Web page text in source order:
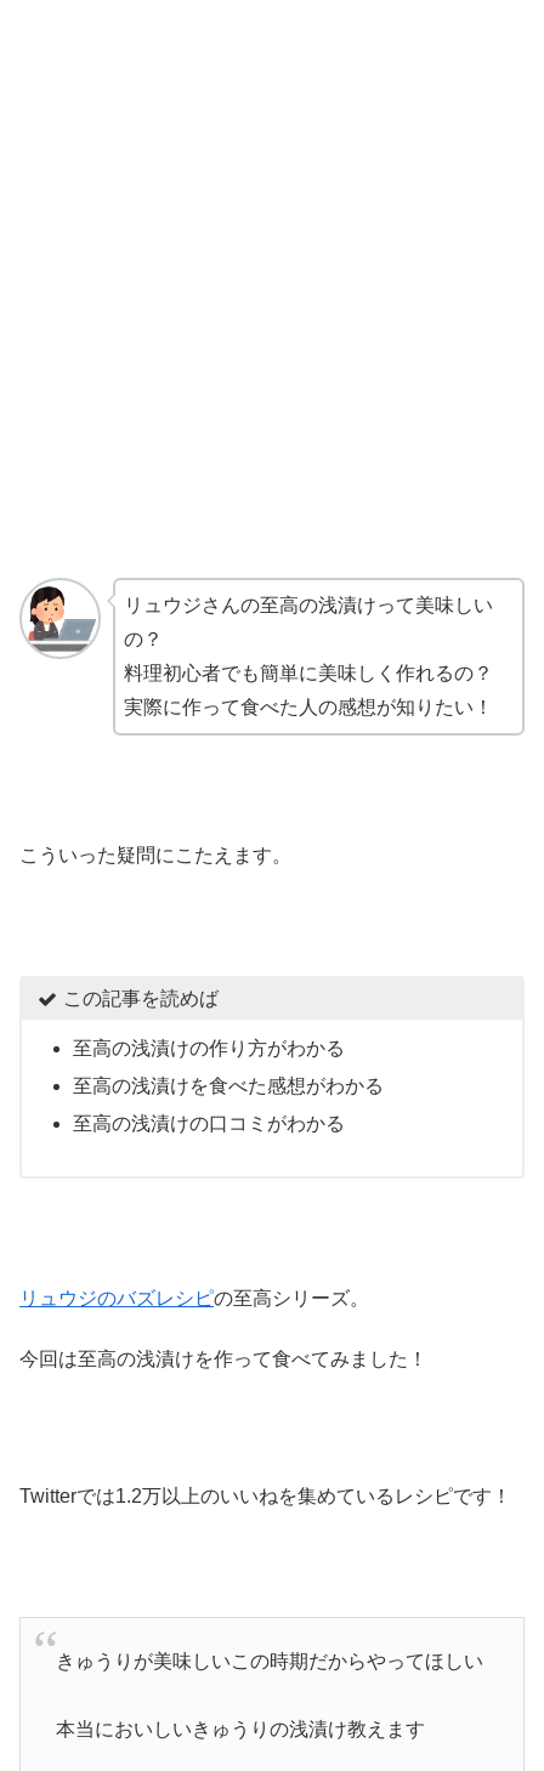
リュウジさんの至高の浅漬けって美味しい
の？
料理初心者でも簡単に美味しく作れるの？
実際に作って食べた人の感想が知りたい！
こういった疑問にこたえます。
この記事を読めば
至高の浅漬けの作り方がわかる
至高の浅漬けを食べた感想がわかる
至高の浅漬けの口コミがわかる
リュウジのバズレシピの至高シリーズ。
今回は至高の浅漬けを作って食べてみました！
Twitterでは1.2万以上のいいねを集めているレシピです！
きゅうりが美味しいこの時期だからやってほしい
本当においしいきゅうりの浅漬け教えます